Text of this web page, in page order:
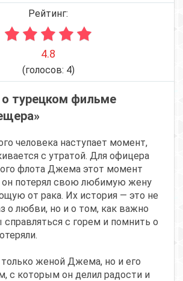
Рейтинг:
4.8
(голосов: 4)
турецком фильме
человека наступает момент,
с утратой. Для офицера
флота Джема этот момент
он потерял свою любимую жену
от рака. Их история — это не
о любви, но и о том, как важно
справляться с горем и помнить о
женой Джема, но и его
с которым он делил радости и